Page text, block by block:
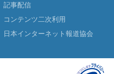
記事配信
コンテンツ二次利用
日本インターネット報道協会